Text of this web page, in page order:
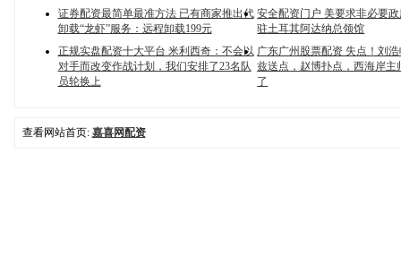
证券配资最简单最准方法 已有商家推出代
卸载“龙虾”服务：远程卸载199元
安全配资门户 美要求非必要
驻土耳其阿达纳总领馆
正规实盘配资十大平台 米利西奇：不会以
对手而改变作战计划，我们安排了23名队
员轮换上
广东广州股票配资 失点！刘
兹送点，赵博扑点，西海岸主
了
查看网站首页: 嘉喜网配资